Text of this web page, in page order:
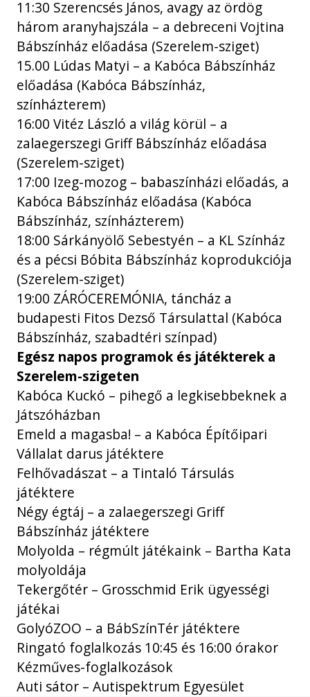
11:30 Szerencsés János, avagy az ördög
három aranyhajszála – a debreceni Vojtina
Bábszínház előadása (Szerelem-sziget)
15.00 Lúdas Matyi – a Kabóca Bábszínház
előadása (Kabóca Bábszínház,
színházterem)
16:00 Vitéz László a világ körül – a
zalaegerszegi Griff Bábszínház előadása
(Szerelem-sziget)
17:00 Izeg-mozog – babaszínházi előadás, a
Kabóca Bábszínház előadása (Kabóca
Bábszínház, színházterem)
18:00 Sárkányölő Sebestyén – a KL Színház
és a pécsi Bóbita Bábszínház koprodukciója
(Szerelem-sziget)
19:00 ZÁRÓCEREMÓNIA, táncház a
budapesti Fitos Dezső Társulattal (Kabóca
Bábszínház, szabadtéri színpad)
Egész napos programok és játékterek a
Szerelem-szigeten
Kabóca Kuckó – pihegő a legkisebbeknek a
Játszóházban
Emeld a magasba! – a Kabóca Építőipari
Vállalat darus játéktere
Felhővadászat – a Tintaló Társulás
játéktere
Négy égtáj – a zalaegerszegi Griff
Bábszínház játéktere
Molyolda – régmúlt játékaink – Bartha Kata
molyoldája
Tekergőtér – Grosschmid Erik ügyességi
játékai
GolyóZOO – a BábSzínTér játéktere
Ringató foglalkozás 10:45 és 16:00 órakor
Kézműves-foglalkozások
Auti sátor – Autispektrum Egyesület